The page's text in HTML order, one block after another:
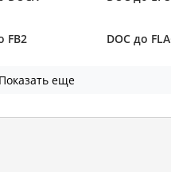
FB2 DOC до
Показать еще